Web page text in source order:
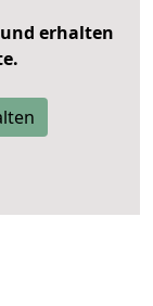
erhalten